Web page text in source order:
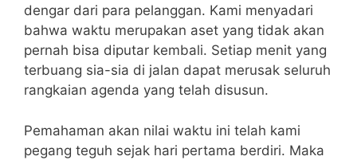
dengar dari para pelanggan. Kami menyadari
bahwa waktu merupakan aset yang tidak akan
pernah bisa diputar kembali. Setiap menit yang
terbuang sia-sia di jalan dapat merusak seluruh
rangkaian agenda yang telah disusun.
Pemahaman akan nilai waktu ini telah kami
pegang teguh sejak hari pertama berdiri. Maka